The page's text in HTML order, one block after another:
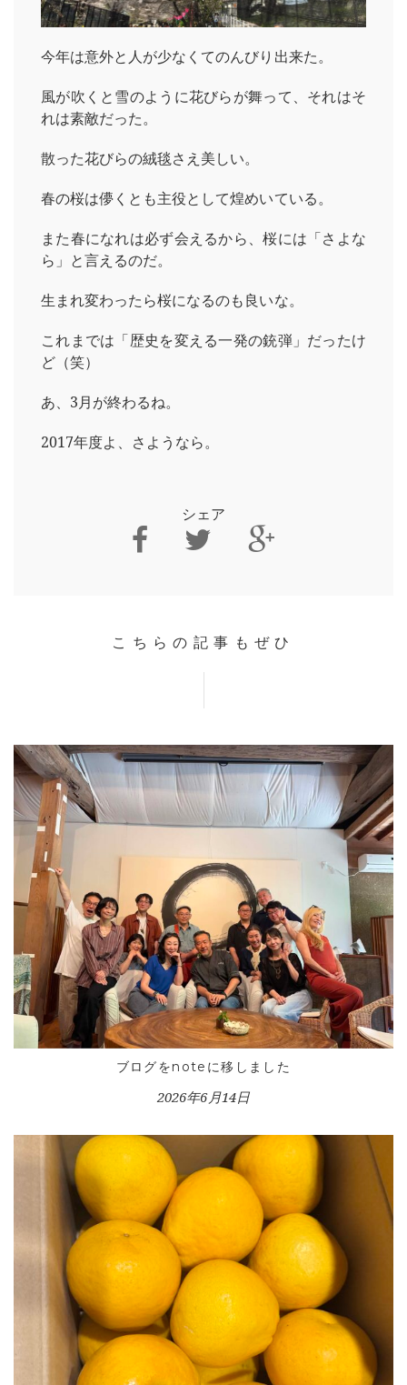
HOME
INFORMATION
VOICE GALLERY
今年は意外と人が少なくてのんびり出来た。
風が吹くと雪のように花びらが舞って、それはそ
れは素敵だった。
散った花びらの絨毯さえ美しい。
春の桜は儚くとも主役として煌めいている。
また春になれは必ず会えるから、桜には「さよな
ら」と言えるのだ。
生まれ変わったら桜になるのも良いな。
これまでは「歴史を変える一発の銃弾」だったけ
ど（笑）
あ、3月が終わるね。
2017年度よ、さようなら。
シェア
こちらの記事もぜひ
ブログをnoteに移しました
2026年6月14日